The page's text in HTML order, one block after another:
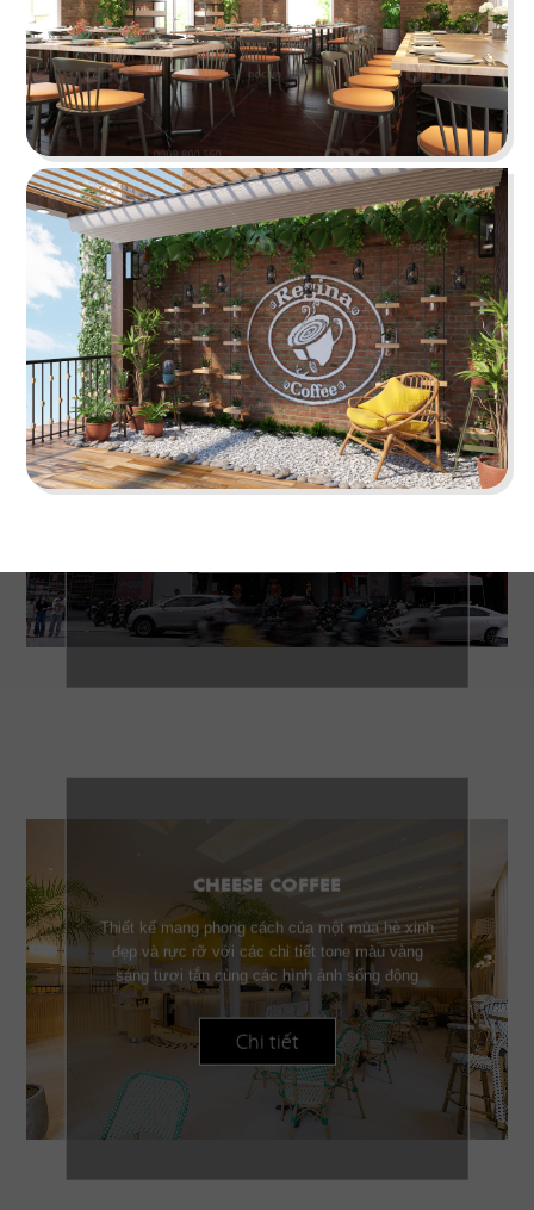
Chi tiết
KOI THÉ
QDC rất hân hạnh khi được đồng hành cùng chủ
đầu tư cho dự án tổng thầu thi công chi nhánh
KOI Thé đầu tiên tại Biên Hòa, Đồng Nai.
CHEESE COFFEE
Thiết kế mang phong cách của một mùa hè xinh
đẹp và rực rỡ với các chi tiết tone màu vàng
sáng tươi tắn cùng các hình ảnh sống động
Chi tiết